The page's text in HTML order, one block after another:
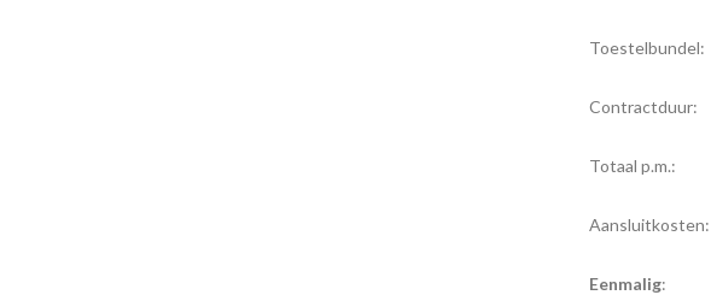
Toestelbundel:
Contractduur:
Totaal p.m.:
Aansluitkosten:
Eenmalig: